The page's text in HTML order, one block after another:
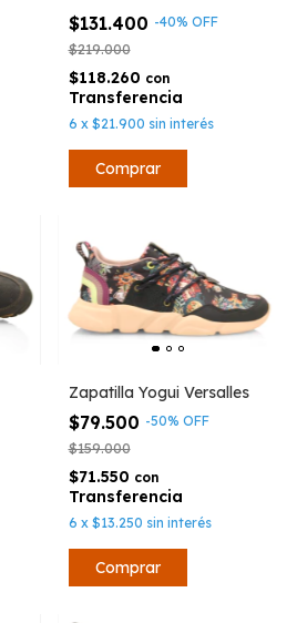
$131.400 -40% OFF
$219.000
$118.260 con
6 x $21.900 sin interés
Comprar
Zapatilla Yogui Versalles
$79.500 -50% OFF
$159.000
$71.550 con
6 x $13.250 sin interés
Comprar